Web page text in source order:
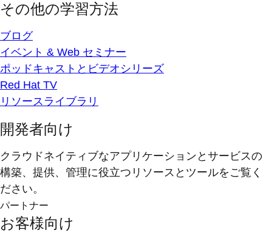
その他の学習方法
ブログ
イベント & Web セミナー
ポッドキャストとビデオシリーズ
Red Hat TV
リソースライブラリ
開発者向け
クラウドネイティブなアプリケーションとサービスの
構築、提供、管理に役立つリソースとツールをご覧く
ださい。
パートナー
お客様向け